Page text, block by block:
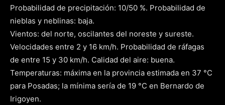
Probabilidad de precipitación: 10/50 %. Probabilidad de
nieblas y neblinas: baja.
Vientos: del norte, oscilantes del noreste y sureste.
Velocidades entre 2 y 16 km/h. Probabilidad de ráfagas
de entre 15 y 30 km/h. Calidad del aire: buena.
Temperaturas: máxima en la provincia estimada en 37 °C
para Posadas; la mínima sería de 19 °C en Bernardo de
Irigoyen.